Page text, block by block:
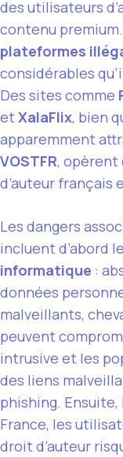
des utilisateurs
contenu
plateformes
considérables
Des sites comme
etXalaFlix, bien
apparemment
VOSTFR, opèrent
d’auteur français
Les dangers
incluent d’abord
informatique :
données
malveillants,
peuvent
intrusive et les
des liens
phishing.
France, les
droit d’auteur